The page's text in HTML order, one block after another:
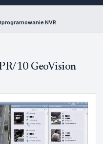
NVR
10 GeoVision